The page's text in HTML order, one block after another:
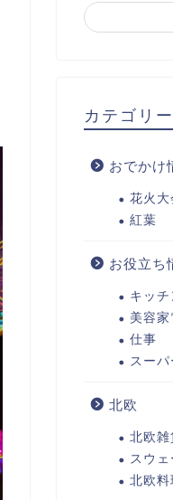
カテゴリー
おでかけ
花火大
紅葉
お役立ち
キッ
美容家
仕事
スーパ
北欧
北欧雑
スウェ
北欧料